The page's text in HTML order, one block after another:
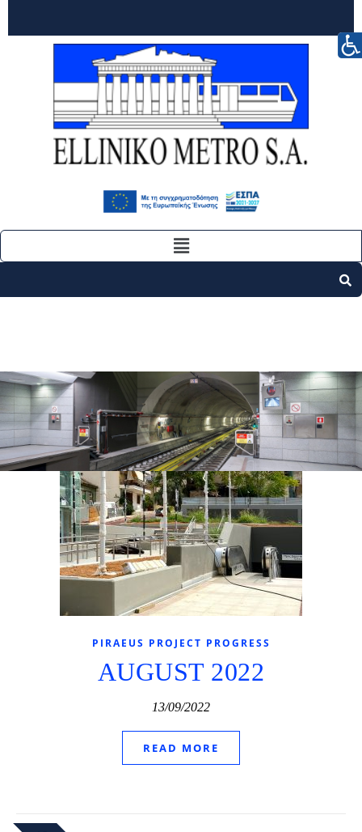
PIRAEUS PROJECT PROGRESS
AUGUST 2022
13/09/2022
READ MORE